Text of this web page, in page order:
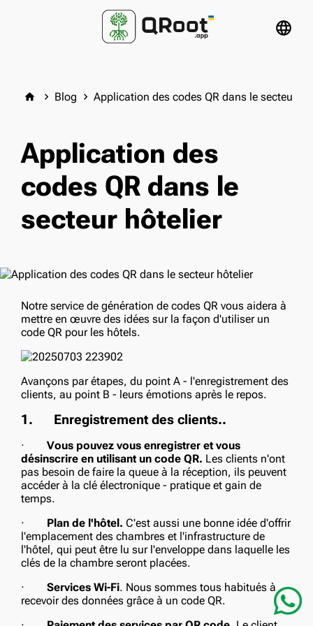
language
home keyboard_arrow_right Blog keyboard_arrow_right Application des codes QR dans le secteur
Application des
codes QR dans le
secteur hôtelier
Notre service de génération de codes QR vous aidera à
mettre en œuvre des idées sur la façon d'utiliser un
code QR pour les hôtels.
Avançons par étapes, du point A - l'enregistrement des
clients, au point B - leurs émotions après le repos.
1. Enregistrement des clients..
·
Vous pouvez vous enregistrer et vous
désinscrire en utilisant un code QR. Les clients n'ont
pas besoin de faire la queue à la réception, ils peuvent
accéder à la clé électronique - pratique et gain de
temps.
·
Plan de l'hôtel. C'est aussi une bonne idée d'offrir
l'emplacement des chambres et l'infrastructure de
l'hôtel, qui peut être lu sur l'enveloppe dans laquelle les
clés de la chambre seront placées.
·
Services Wi-Fi. Nous sommes tous habitués à
recevoir des données grâce à un code QR.